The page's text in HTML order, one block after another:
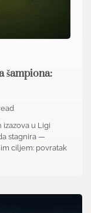
šampiona:
u Ligi
stagnira —
ciljem: povratak